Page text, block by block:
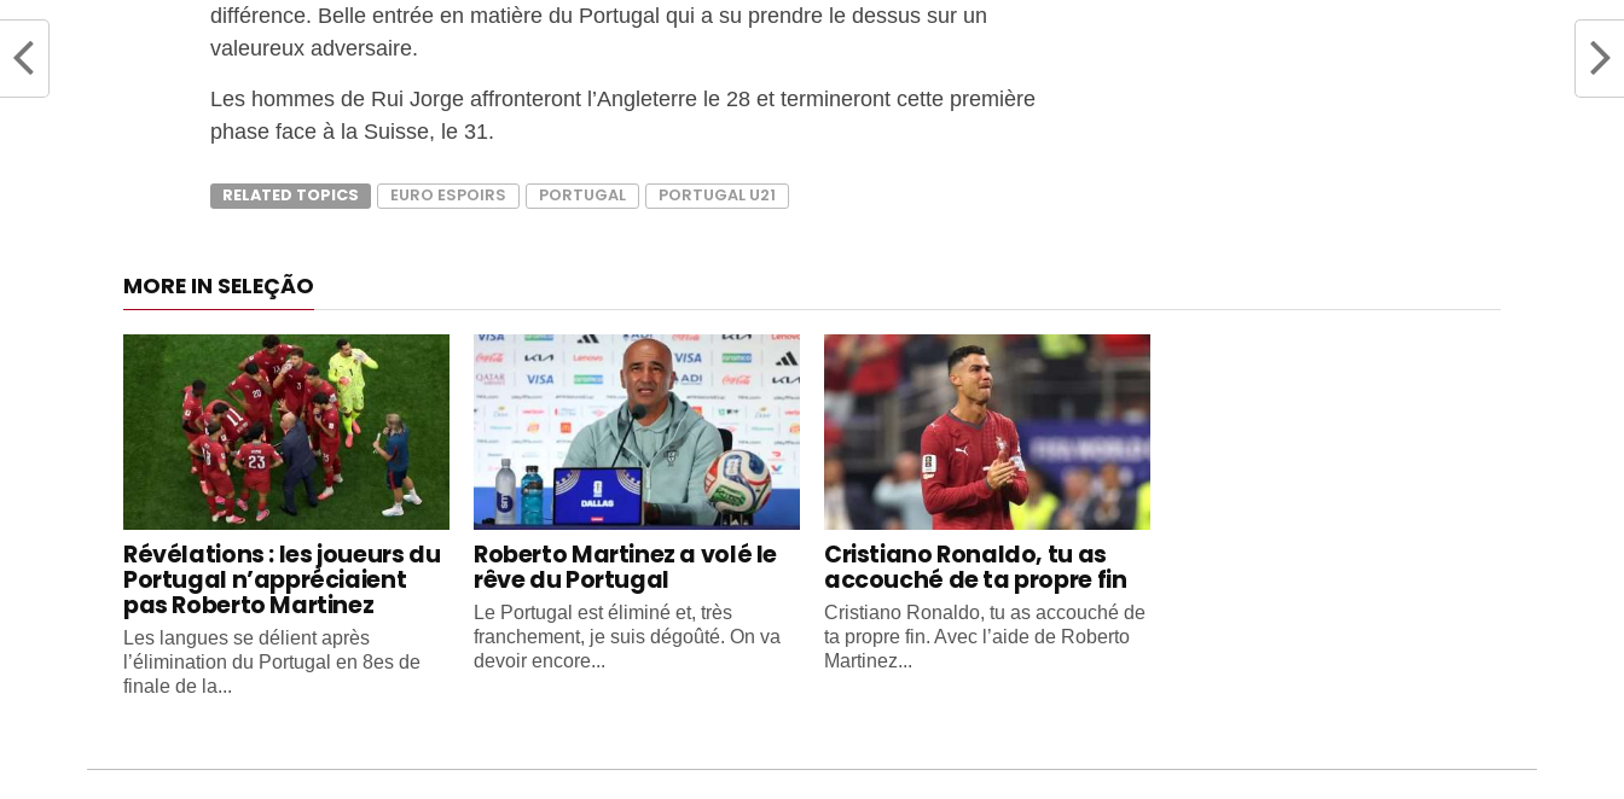
différence. Belle entrée en matière du Portugal qui a su prendre le dessus sur un
valeureux adversaire.
Les hommes de Rui Jorge affronteront l’Angleterre le 28 et termineront cette première
phase face à la Suisse, le 31.
RELATED TOPICS EURO ESPOIRS PORTUGAL PORTUGAL U21
MORE IN SELEÇÃO
Révélations : les joueurs du
Portugal n’appréciaient
pas Roberto Martinez
Les langues se délient après
l’élimination du Portugal en 8es de
finale de la...
Roberto Martinez a volé le
rêve du Portugal
Le Portugal est éliminé et, très
franchement, je suis dégoûté. On va
devoir encore...
Cristiano Ronaldo, tu as
accouché de ta propre fin
Cristiano Ronaldo, tu as accouché de
ta propre fin. Avec l’aide de Roberto
Martinez...